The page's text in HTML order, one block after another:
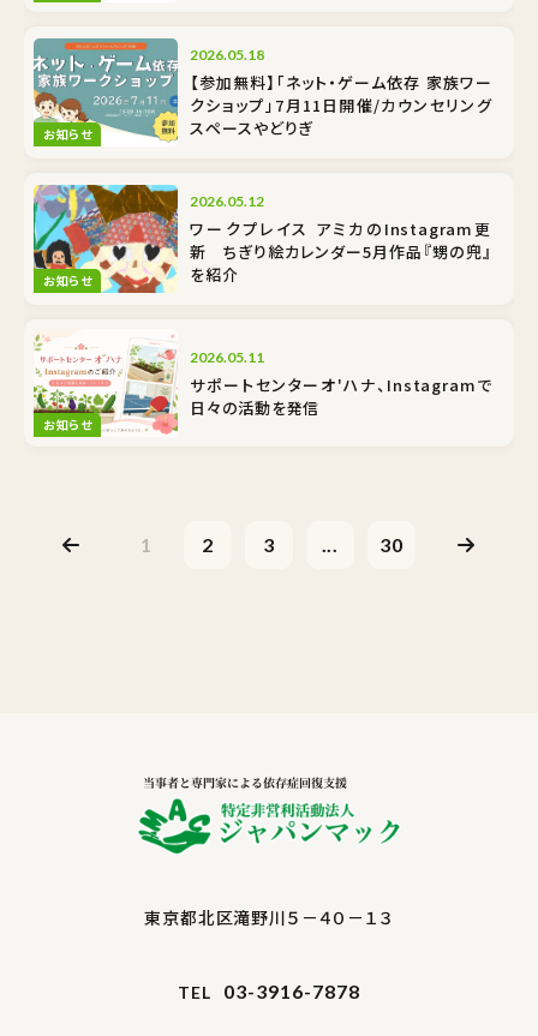
お知らせ
2026.05.18
【参加無料】「ネット・ゲーム依存 家族ワー
クショップ」7月11日開催/カウンセリング
スペースやどりぎ
お知らせ
2026.05.12
ワークプレイス アミカのInstagram更
新 ちぎり絵カレンダー5月作品『甥の兜』
を紹介
お知らせ
2026.05.11
サポートセンターオ'ハナ、Instagramで
日々の活動を発信
1 2 3 ... 30
東京都北区滝野川５－４０－１３
TEL 03-3916-7878